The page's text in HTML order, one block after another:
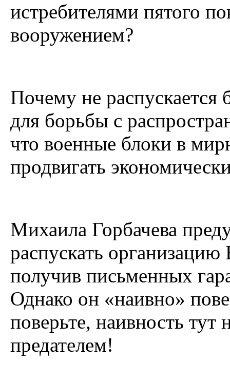
истребителями пятого
вооружением?
Почему не
для борьбы с
что военные блоки в
продвигать
Михаила Горбачева
распускать
получив письменных
Однако он «наивно»
поверьте, наивность
предателем!